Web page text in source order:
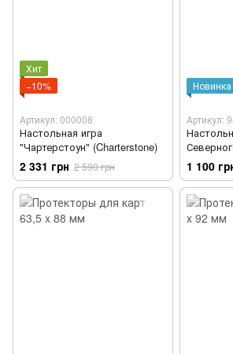
Хит
−10%
Артикул: 000008
Настольная игра
"Чартерстоун" (Charterstone)
2 331 грн 2 590 грн
Новинка
Артикул:
1 100